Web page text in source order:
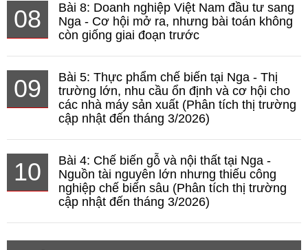
08
Bài 8: Doanh nghiệp Việt Nam đầu tư sang
Nga - Cơ hội mở ra, nhưng bài toán không
còn giống giai đoạn trước
09
Bài 5: Thực phẩm chế biến tại Nga - Thị
trường lớn, nhu cầu ổn định và cơ hội cho
các nhà máy sản xuất (Phân tích thị trường
cập nhật đến tháng 3/2026)
10
Bài 4: Chế biến gỗ và nội thất tại Nga -
Nguồn tài nguyên lớn nhưng thiếu công
nghiệp chế biến sâu (Phân tích thị trường
cập nhật đến tháng 3/2026)